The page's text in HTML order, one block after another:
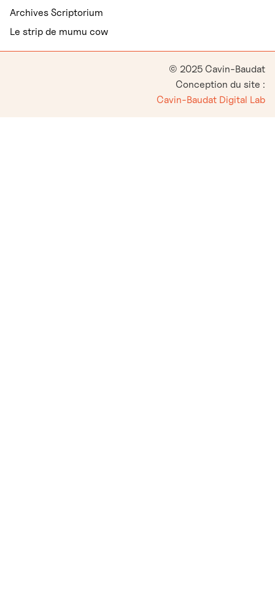
Archives Scriptorium
Le strip de mumu cow
© 2025 Cavin-Baudat
Conception du site :
Cavin-Baudat Digital Lab